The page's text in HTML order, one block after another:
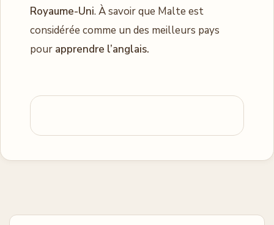
Royaume-Uni. À savoir que Malte est
considérée comme un des meilleurs pays
pour apprendre l’anglais.